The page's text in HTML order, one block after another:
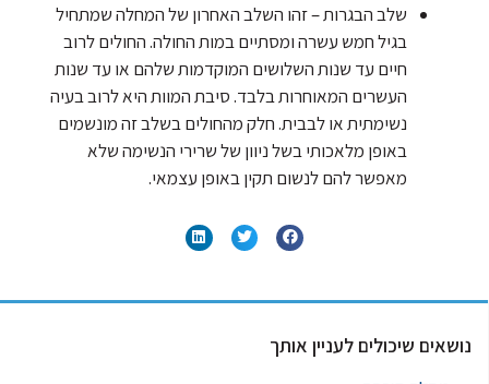
שלב הבגרות – זהו השלב האחרון של המחלה שמתחיל
בגיל חמש עשרה ומסתיים במות החולה. החולים לרוב
חיים עד שנות השלושים המוקדמות שלהם או עד שנות
העשרים המאוחרות בלבד. סיבת המוות היא לרוב בעיה
נשימתית או לבבית. חלק מהחולים בשלב זה מונשמים
באופן מלאכותי בשל ניוון של שרירי הנשימה שלא
מאפשר להם לנשום תקין באופן עצמאי.
נושאים שיכולים לעניין אותך